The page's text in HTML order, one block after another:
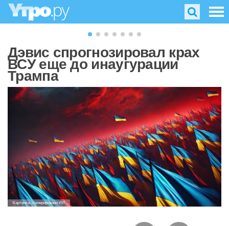
Дэвис спрогнозировал крах
ВСУ еще до инаугурации
Трампа
Картинка: сгенерировано ИИ